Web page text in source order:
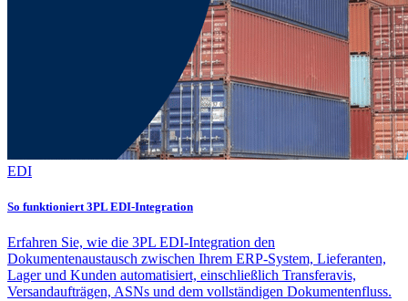
EDI
So funktioniert 3PL EDI-Integration
Erfahren Sie, wie die 3PL EDI-Integration den
Dokumentenaustausch zwischen Ihrem ERP-System, Lieferanten,
Lager und Kunden automatisiert, einschließlich Transferavis,
Versandaufträgen, ASNs und dem vollständigen Dokumentenfluss.